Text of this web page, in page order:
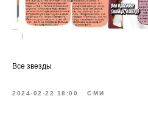
Все звезды
2024-02-22 18:00 СМИ